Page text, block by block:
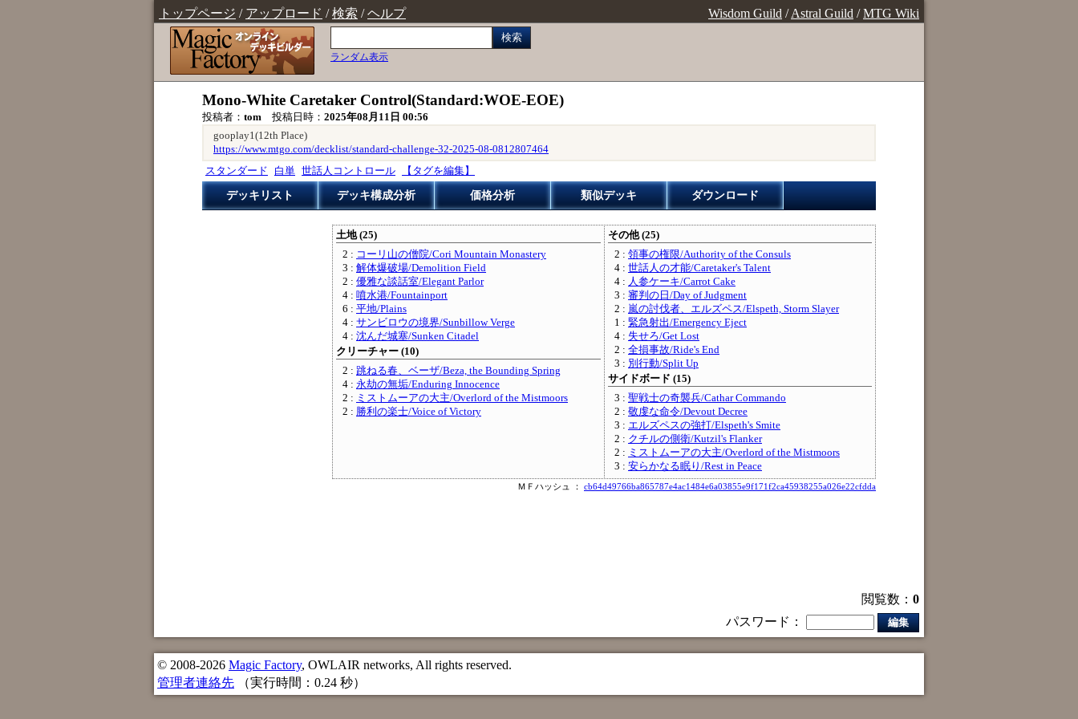
トップページ / アップロード /検索 /ヘルプ Wisdom Guild /Astral Guild /MTG Wiki
検索
ランダム表示
Mono-White Caretaker Control(Standard:WOE-EOE)
投稿者： tom 投稿日時： 2025年08月11日 00:56
gooplay1(12th Place)
https://www.mtgo.com/decklist/standard-challenge-32-2025-08-0812807464
スタンダード
白単 世話人コントロール 【タグを編集】
デッキリスト デッキ構成分析 価格分析 類似デッキ ダウンロード
土地 (25)
2 : コーリ山の僧院/Cori Mountain Monastery
3 : 解体爆破場/Demolition Field
2 : 優雅な談話室/Elegant Parlor
4 : 噴水港/Fountainport
6 : 平地/Plains
4 : サンビロウの境界/Sunbillow Verge
4 : 沈んだ城塞/Sunken Citadel
クリーチャー (10)
2 : 跳ねる春、ベーザ/Beza, the Bounding Spring
4 : 永劫の無垢/Enduring Innocence
2 : ミストムーアの大主/Overlord of the Mistmoors
2 : 勝利の楽士/Voice of Victory
その他 (25)
2 : 領事の権限/Authority of the Consuls
4 : 世話人の才能/Caretaker's Talent
4 : 人参ケーキ/Carrot Cake
3 : 審判の日/Day of Judgment
2 : 嵐の討伐者、エルズペス/Elspeth, Storm Slayer
1 : 緊急射出/Emergency Eject
4 : 失せろ/Get Lost
2 : 全損事故/Ride's End
3 : 別行動/Split Up
サイドボード (15)
3 : 聖戦士の奇襲兵/Cathar Commando
2 : 敬虔な命令/Devout Decree
3 : エルズペスの強打/Elspeth's Smite
2 : クチルの側衛/Kutzil's Flanker
2 : ミストムーアの大主/Overlord of the Mistmoors
3 : 安らかなる眠り/Rest in Peace
ＭＦハッシュ ： cb64d49766ba865787e4ac1484e6a03855e9f171f2ca45938255a026e22cfdda
閲覧数： 0
パスワード：
編集
© 2008-2026 Magic Factory, OWLAIR networks, All rights reserved.
管理者連絡先 （実行時間：0.24 秒）